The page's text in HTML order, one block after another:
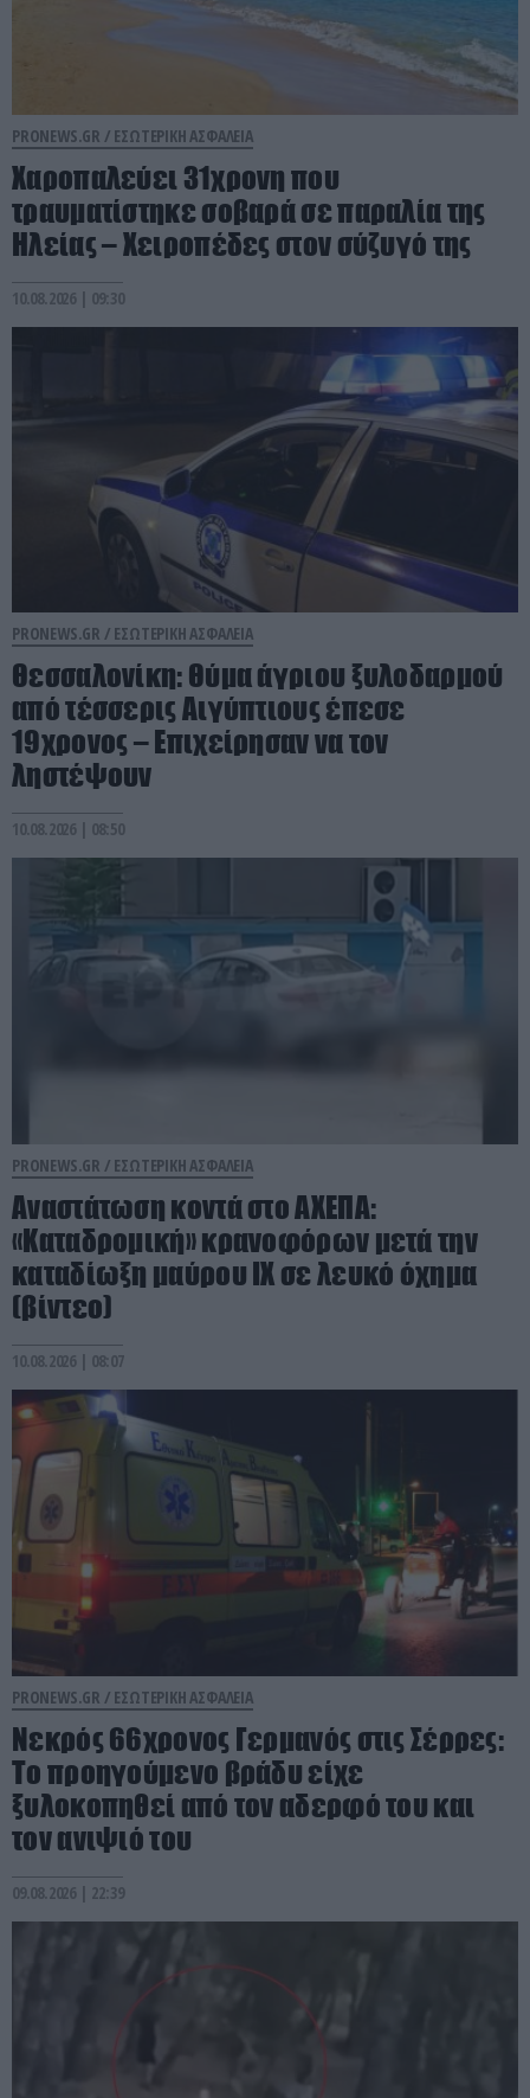
PRONEWS.GR / ΕΣΩΤΕΡΙΚΗ ΑΣΦΑΛΕΙΑ
Χαροπαλεύει 31χρονη που
τραυματίστηκε σοβαρά σε παραλία της
Ηλείας – Χειροπέδες στον σύζυγό της
10.08.2026 | 09:30
PRONEWS.GR / ΕΣΩΤΕΡΙΚΗ ΑΣΦΑΛΕΙΑ
Θεσσαλονίκη: Θύμα άγριου ξυλοδαρμού
από τέσσερις Αιγύπτιους έπεσε
19χρονος – Επιχείρησαν να τον
ληστέψουν
10.08.2026 | 08:50
PRONEWS.GR / ΕΣΩΤΕΡΙΚΗ ΑΣΦΑΛΕΙΑ
Αναστάτωση κοντά στο ΑΧΕΠΑ:
«Καταδρομική» κρανοφόρων μετά την
καταδίωξη μαύρου ΙΧ σε λευκό όχημα
(βίντεο)
10.08.2026 | 08:07
PRONEWS.GR / ΕΣΩΤΕΡΙΚΗ ΑΣΦΑΛΕΙΑ
Νεκρός 66χρονος Γερμανός στις Σέρρες:
To προηγούμενο βράδυ είχε
ξυλοκοπηθεί από τον αδερφό του και
τον ανιψιό του
09.08.2026 | 22:39